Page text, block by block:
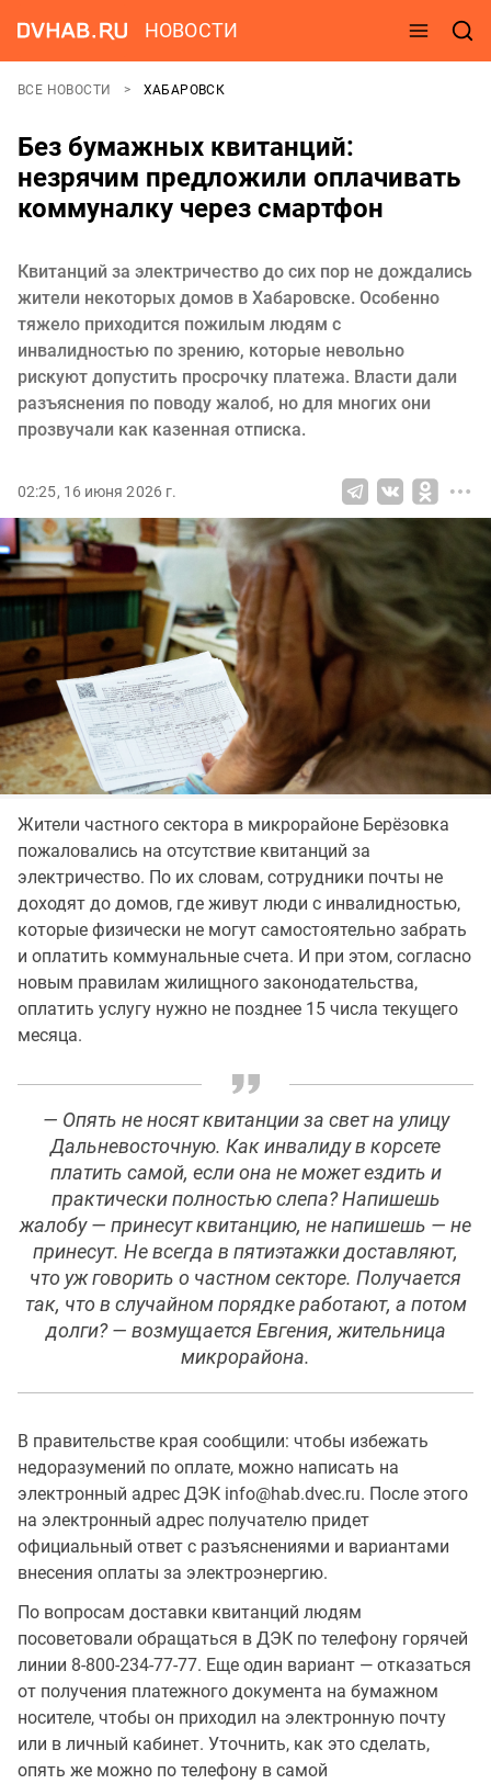
НОВОСТИ
ВСЕ НОВОСТИ ХАБАРОВСК
Без бумажных квитанций:
незрячим предложили оплачивать
коммуналку через смартфон
Квитанций за электричество до сих пор не дождались
жители некоторых домов в Хабаровске. Особенно
тяжело приходится пожилым людям с
инвалидностью по зрению, которые невольно
рискуют допустить просрочку платежа. Власти дали
разъяснения по поводу жалоб, но для многих они
прозвучали как казенная отписка.
02:25, 16 июня 2026 г.
Жители частного сектора в микрорайоне Берёзовка
пожаловались на отсутствие квитанций за
электричество. По их словам, сотрудники почты не
доходят до домов, где живут люди с инвалидностью,
которые физически не могут самостоятельно забрать
и оплатить коммунальные счета. И при этом, согласно
новым правилам жилищного законодательства,
оплатить услугу нужно не позднее 15 числа текущего
месяца.
— Опять не носят квитанции за свет на улицу
Дальневосточную. Как инвалиду в корсете
платить самой, если она не может ездить и
практически полностью слепа? Напишешь
жалобу — принесут квитанцию, не напишешь — не
принесут. Не всегда в пятиэтажки доставляют,
что уж говорить о частном секторе. Получается
так, что в случайном порядке работают, а потом
долги? — возмущается Евгения, жительница
микрорайона.
В правительстве края сообщили: чтобы избежать
недоразумений по оплате, можно написать на
электронный адрес ДЭК info@hab.dvec.ru. После этого
на электронный адрес получателю придет
официальный ответ с разъяснениями и вариантами
внесения оплаты за электроэнергию.
По вопросам доставки квитанций людям
посоветовали обращаться в ДЭК по телефону горячей
линии 8-800-234-77-77. Еще один вариант — отказаться
от получения платежного документа на бумажном
носителе, чтобы он приходил на электронную почту
или в личный кабинет. Уточнить, как это сделать,
опять же можно по телефону в самой